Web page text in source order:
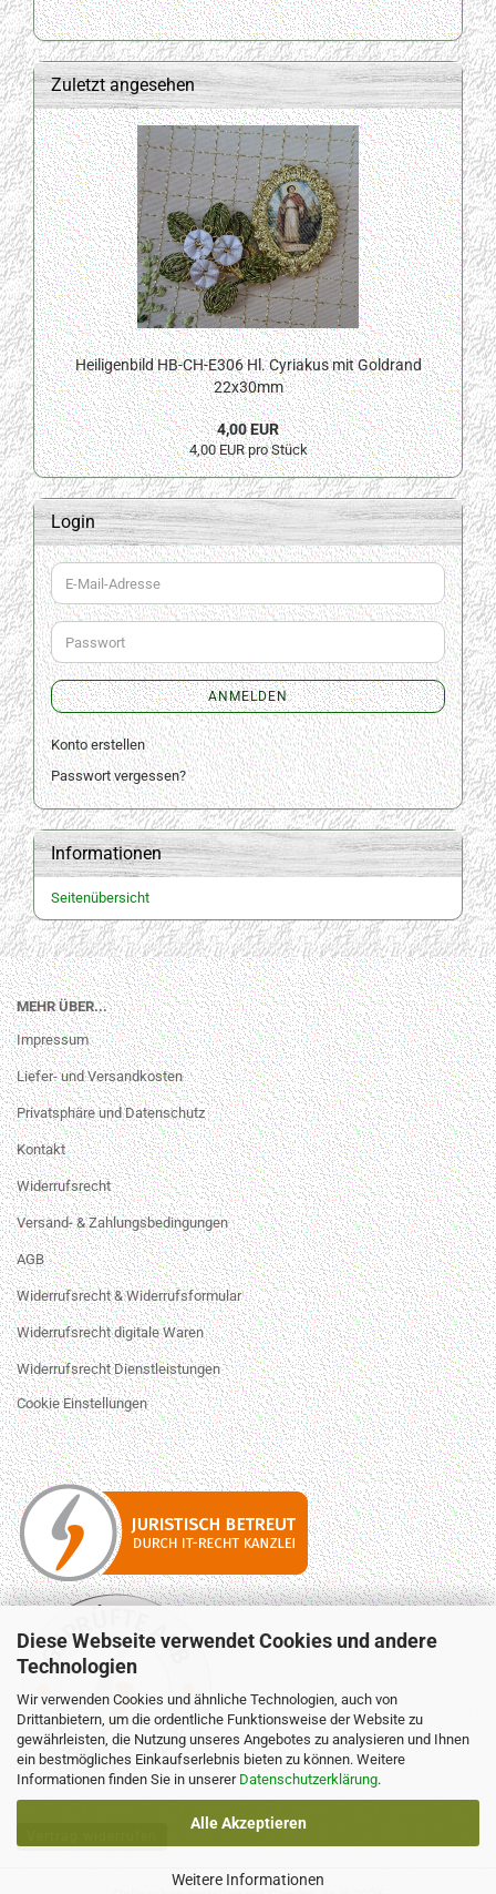
Diese Webseite verwendet Cookies und andere
Technologien
Wir verwenden Cookies und ähnliche Technologien, auch von
Drittanbietern, um die ordentliche Funktionsweise der Website zu
gewährleisten, die Nutzung unseres Angebotes zu analysieren und Ihnen
ein bestmögliches Einkaufserlebnis bieten zu können. Weitere
Informationen finden Sie in unserer Datenschutzerklärung.
Alle Akzeptieren
Weitere Informationen
Zuletzt angesehen
Heiligenbild HB-CH-E306 Hl. Cyriakus mit Goldrand
22x30mm
4,00 EUR
4,00 EUR pro Stück
Login
E-
Mail-
Adresse
Passwort
ANMELDEN
Konto erstellen
Passwort vergessen?
Informationen
Seitenübersicht
MEHR ÜBER...
Impressum
Liefer- und Versandkosten
Privatsphäre und Datenschutz
Kontakt
Widerrufsrecht
Versand- & Zahlungsbedingungen
AGB
Widerrufsrecht & Widerrufsformular
Widerrufsrecht digitale Waren
Widerrufsrecht Dienstleistungen
Cookie Einstellungen